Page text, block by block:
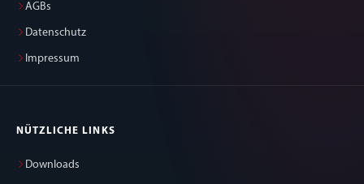
AGBs
Datenschutz
Impressum
NÜTZLICHE LINKS
Downloads